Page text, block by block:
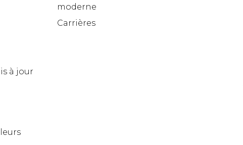
à jour
moderne
Carrières